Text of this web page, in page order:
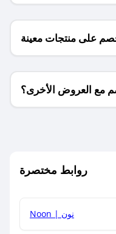
على منتجات معينة
فقط؟
مع العروض الأخرى؟
روابط مختصرة
Noon | نون